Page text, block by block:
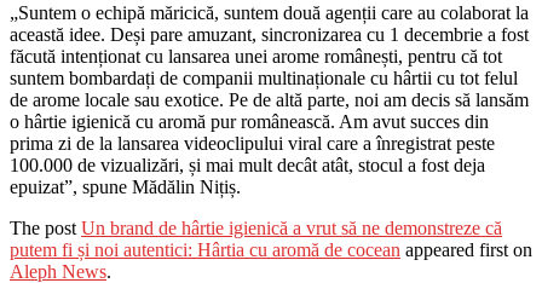
„Suntem o echipă măricică, suntem două agenții care au colaborat la
această idee. Deși pare amuzant, sincronizarea cu 1 decembrie a fost
făcută intenționat cu lansarea unei arome românești, pentru că tot
suntem bombardați de companii multinaționale cu hârtii cu tot felul
de arome locale sau exotice. Pe de altă parte, noi am decis să lansăm
o hârtie igienică cu aromă pur românească. Am avut succes din
prima zi de la lansarea videoclipului viral care a înregistrat peste
100.000 de vizualizări, și mai mult decât atât, stocul a fost deja
epuizat”, spune Mădălin Nițiș.
The post Un brand de hârtie igienică a vrut să ne demonstreze că
putem fi și noi autentici: Hârtia cu aromă de cocean appeared first on
Aleph News.